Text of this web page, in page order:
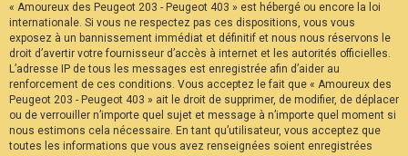
« Amoureux des Peugeot 203 - Peugeot 403 » est hébergé ou encore la loi
internationale. Si vous ne respectez pas ces dispositions, vous vous
exposez à un bannissement immédiat et définitif et nous nous réservons le
droit d’avertir votre fournisseur d’accès à internet et les autorités officielles.
L’adresse IP de tous les messages est enregistrée afin d’aider au
renforcement de ces conditions. Vous acceptez le fait que « Amoureux des
Peugeot 203 - Peugeot 403 » ait le droit de supprimer, de modifier, de déplacer
ou de verrouiller n’importe quel sujet et message à n’importe quel moment si
nous estimons cela nécessaire. En tant qu’utilisateur, vous acceptez que
toutes les informations que vous avez renseignées soient enregistrées